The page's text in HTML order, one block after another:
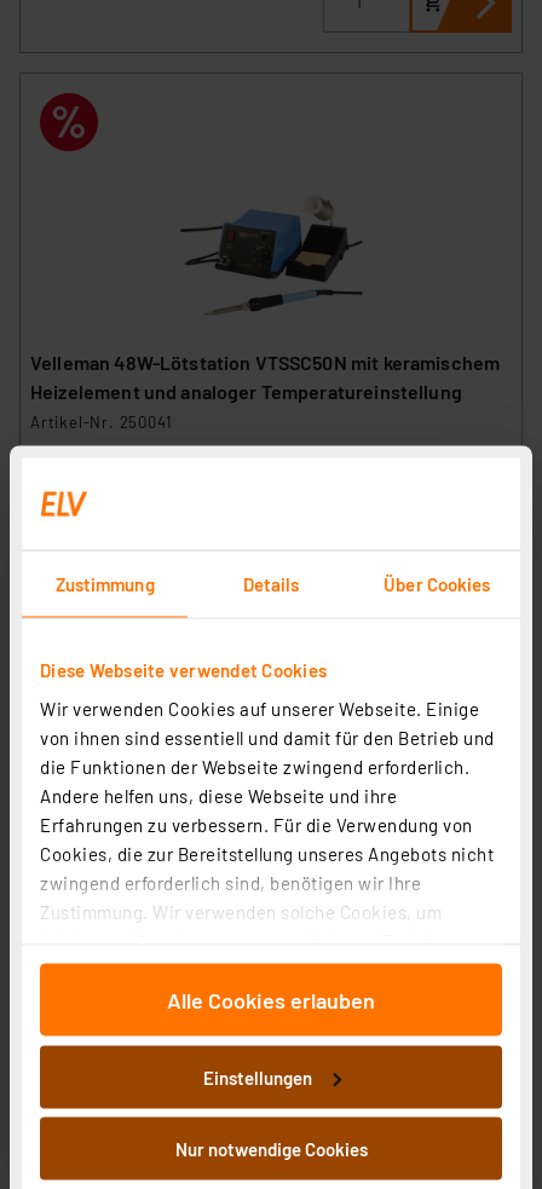
Zustimmung Details Über Cookies
Diese Webseite verwendet Cookies
Wir verwenden Cookies auf unserer Webseite. Einige
von ihnen sind essentiell und damit für den Betrieb und
die Funktionen der Webseite zwingend erforderlich.
Andere helfen uns, diese Webseite und ihre
Erfahrungen zu verbessern. Für die Verwendung von
Cookies, die zur Bereitstellung unseres Angebots nicht
zwingend erforderlich sind, benötigen wir Ihre
Zustimmung. Wir verwenden solche Cookies, um
für soziale Medien anbieten zu können und die Zugriffe
auf unsere Website zu analysieren. Außerdem geben
wir Informationen zu Ihrer Verwendung unserer Website
an unsere Partner für soziale Medien, Werbung und
Analysen weiter. Unsere Partner führen diese
Informationen möglicherweise mit weiteren Daten
zusammen, die Sie ihnen bereitgestellt haben oder die
sie im Rahmen Ihrer Nutzung der Dienste gesammelt
Alle Cookies erlauben
Einstellungen
Nur notwendige Cookies
Velleman 48W-Lötstation VTSSC50N mit keramischem
Heizelement und analoger Temperatureinstellung
Artikel-Nr. 250041
inkl. MwSt.
Artikel-Nr. 250293
(1)